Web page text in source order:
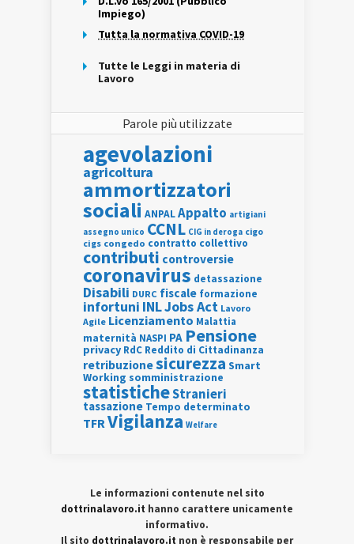
Impiego)
Tutta la normativa COVID-19
Tutte le Leggi in materia di
Lavoro
Parole più utilizzate
agevolazioni
agricoltura
ammortizzatori
sociali ANPALAppalto artigiani
assegno unico CCNL CIG in deroga cigo
cigs congedo contratto collettivo
contributi controversie
coronavirus detassazione
Disabili DURC fiscale formazione
infortuni INLJobs Act Lavoro
Agile Licenziamento Malattia
maternità NASPI PA Pensione
privacy RdC Reddito di Cittadinanza
retribuzionesicurezza Smart
Working somministrazione
statisticheStranieri
tassazione Tempo determinato
TFRVigilanza Welfare
Le informazioni contenute nel sito
dottrinalavoro.it hanno carattere unicamente
informativo.
Il sito dottrinalavoro.it non è responsabile per